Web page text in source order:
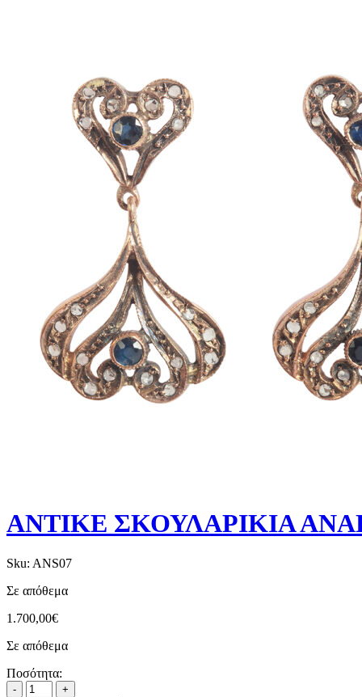
ΑΝΤΙΚΕ ΣΚΟΥΛΑΡΙΚΙΑ
Sku: ANS07
Σε απόθεμα
1.700,00€
Σε απόθεμα
Ποσότητα: